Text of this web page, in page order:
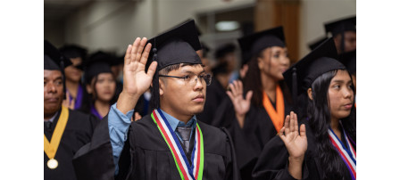
Internacional
Transparencia